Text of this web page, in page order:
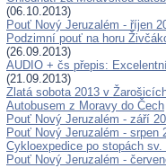
(06.10.2013)
Pouť Nový Jeruzalém - říjen
Podzimní pouť na horu
(26.09.2013)
AUDIO + čs přepis:
(21.09.2013)
Zlatá sobota 2013 v
Autobusem z Moravy do Čech
Pouť Nový Jeruzalém - září
Pouť Nový Jeruzalém - srpen
Cykloexpedice po stopách
Pouť Nový Jeruzalém -